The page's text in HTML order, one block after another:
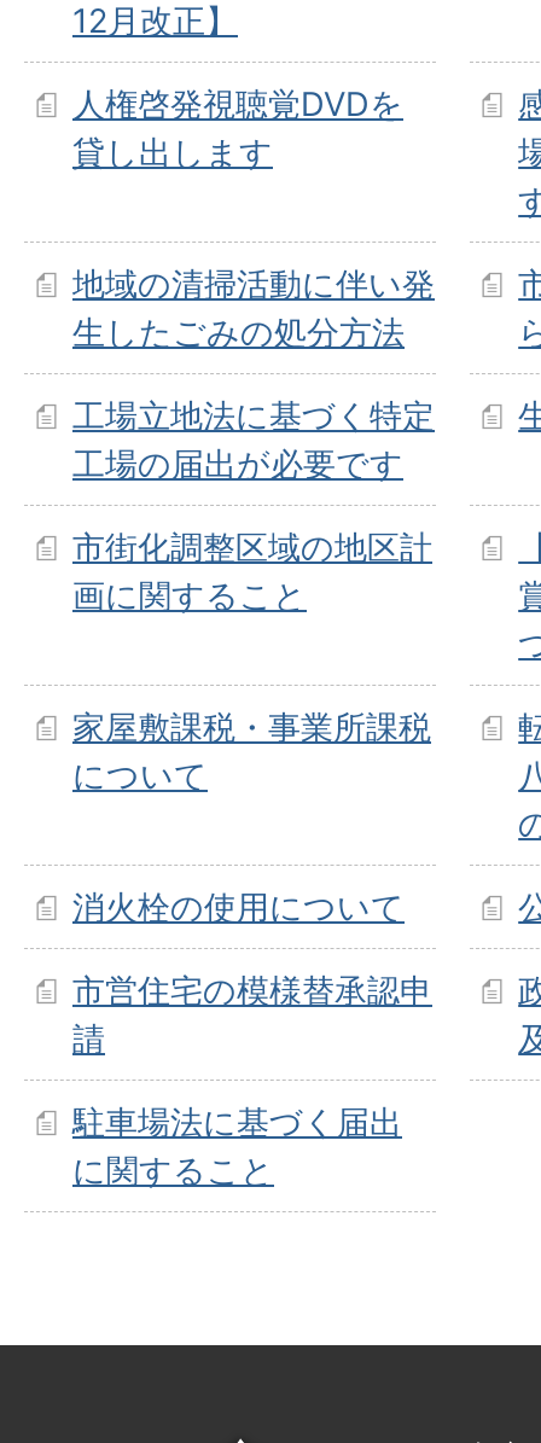
12月改正】
人権啓発視聴覚DVDを
貸し出します
地域の清掃活動に伴い発
生したごみの処分方法
工場立地法に基づく特定
工場の届出が必要です
市街化調整区域の地区計
画に関すること
家屋敷課税・事業所課税
について
消火栓の使用について
市営住宅の模様替承認申
請
駐車場法に基づく届出
に関すること